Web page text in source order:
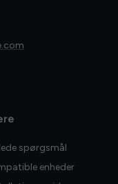
spørgsmål
enheder